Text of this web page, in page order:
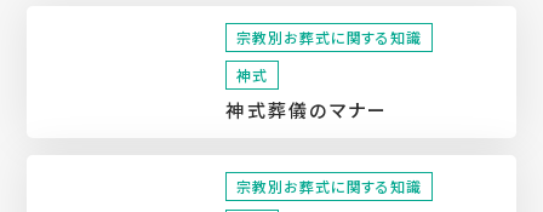
宗教別お葬式に関する知識
神式
神式葬儀のマナー
宗教別お葬式に関する知識